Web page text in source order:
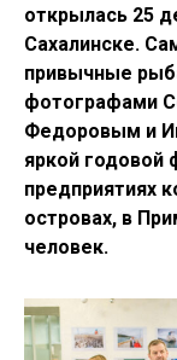
открылась 25
Сахалинске.
привычные
фотографами
Федоровым и
яркой годовой
предприятиях
островах, в
человек.